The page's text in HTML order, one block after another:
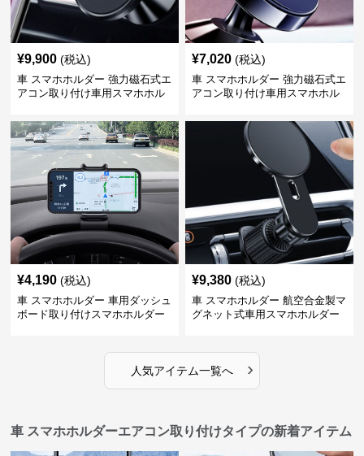
¥9,900 (税込)
車 スマホホルダー 強力磁石式エ
アコン取り付け車用スマホホル
¥7,020 (税込)
車 スマホホルダー 強力磁石式エ
アコン取り付け車用スマホホル
¥4,190 (税込)
車 スマホホルダー 車用ダッシュ
ボード取り付けスマホホルダー
¥9,380 (税込)
車 スマホホルダー 航空合金製マ
グネット式車用スマホホルダー
人気アイテム一覧へ ›
車 スマホホルダーエアコン取り付けタイプの新着アイテム